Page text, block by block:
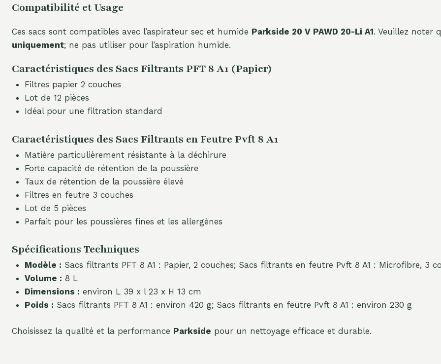
Compatibilité et Usage
Ces sacs sont compatibles avec l’aspirateur sec et humide Parkside 20 V PAWD 20-Li A1. Veuillez noter
uniquement; ne pas utiliser pour l’aspiration humide.
Caractéristiques des Sacs Filtrants PFT 8 A1 (Papier)
Filtres papier 2 couches
Lot de 12 pièces
Idéal pour une filtration standard
Caractéristiques des Sacs Filtrants en Feutre Pvft 8 A1
Matière particulièrement résistante à la déchirure
Forte capacité de rétention de la poussière
Taux de rétention de la poussière élevé
Filtres en feutre 3 couches
Lot de 5 pièces
Parfait pour les poussières fines et les allergènes
Spécifications Techniques
Modèle : Sacs filtrants PFT 8 A1 : Papier, 2 couches; Sacs filtrants en feutre Pvft 8 A1 : Microfibre, 3
Volume : 8 L
Dimensions : environ L 39 x l 23 x H 13 cm
Poids : Sacs filtrants PFT 8 A1 : environ 420 g; Sacs filtrants en feutre Pvft 8 A1 : environ 230 g
Choisissez la qualité et la performance Parkside pour un nettoyage efficace et durable.